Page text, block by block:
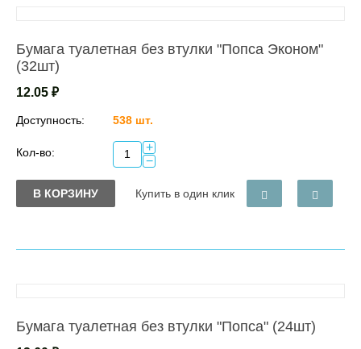
Бумага туалетная без втулки "Попса Эконом"
(32шт)
12.05 ₽
Доступность: 538 шт.
Кол-во:
+
−
В КОРЗИНУ Купить в один клик
Бумага туалетная без втулки "Попса" (24шт)